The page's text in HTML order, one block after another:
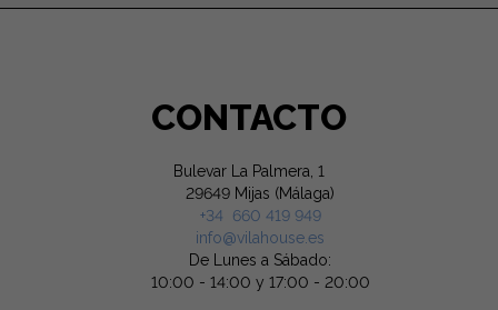
CONTACTO
Bulevar La Palmera, 1
29649 Mijas (Málaga)
+34 660 419 949
info@vilahouse.es
De Lunes a Sábado:
10:00 - 14:00 y 17:00 - 20:00